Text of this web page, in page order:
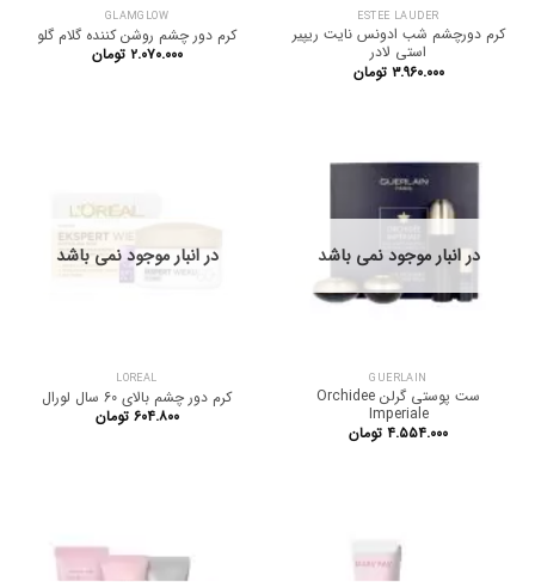
ESTEE LAUDER
کرم دورچشم شب ادونس نایت ریپیر
استی لادر
۳.۹۶۰.۰۰۰ تومان
GLAMGLOW
کرم دور چشم روشن کننده گلام گلو
۲.۰۷۰.۰۰۰ تومان
در انبار موجود نمی باشد
GUERLAIN
ست پوستی گرلن Orchidee
Imperiale
۴.۵۵۴.۰۰۰ تومان
در انبار موجود نمی باشد
LOREAL
کرم دور چشم بالای 60 سال لورال
۶۰۴.۸۰۰ تومان